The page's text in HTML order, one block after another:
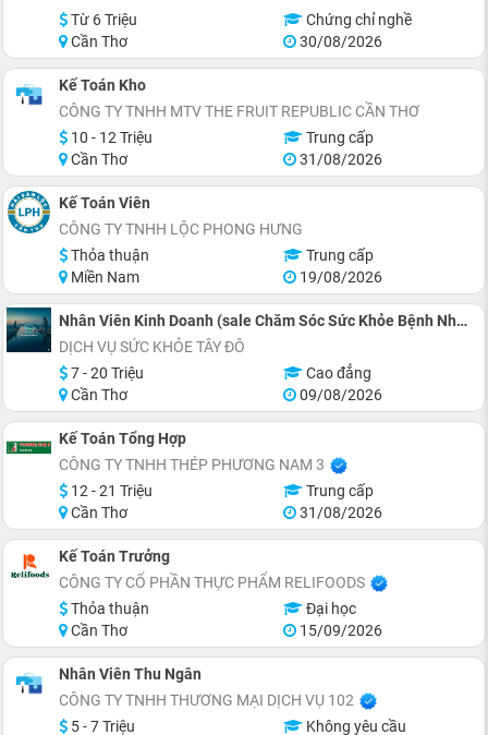
Từ 6 Triệu
Chứng chỉ nghề
Cần Thơ
30/08/2026
Kế Toán Kho
CÔNG TY TNHH MTV THE FRUIT REPUBLIC CẦN THƠ
10 - 12 Triệu
Trung cấp
Cần Thơ
31/08/2026
Kế Toán Viên
CÔNG TY TNHH LỘC PHONG HƯNG
Thỏa thuận
Trung cấp
Miền Nam
19/08/2026
Nhân Viên Kinh Doanh (sale Chăm Sóc Sức Khỏe Bệnh Nhân) Số Lượng 5 Người
DỊCH VỤ SỨC KHỎE TÂY ĐÔ
7 - 20 Triệu
Cao đẳng
Cần Thơ
09/08/2026
Kế Toán Tổng Hợp
CÔNG TY TNHH THÉP PHƯƠNG NAM 3
12 - 21 Triệu
Trung cấp
Cần Thơ
31/08/2026
Kế Toán Trưởng
CÔNG TY CỔ PHẦN THỰC PHẨM RELIFOODS
Thỏa thuận
Đại học
Cần Thơ
15/09/2026
Nhân Viên Thu Ngân
CÔNG TY TNHH THƯƠNG MẠI DỊCH VỤ 102
5 - 7 Triệu
Không yêu cầu